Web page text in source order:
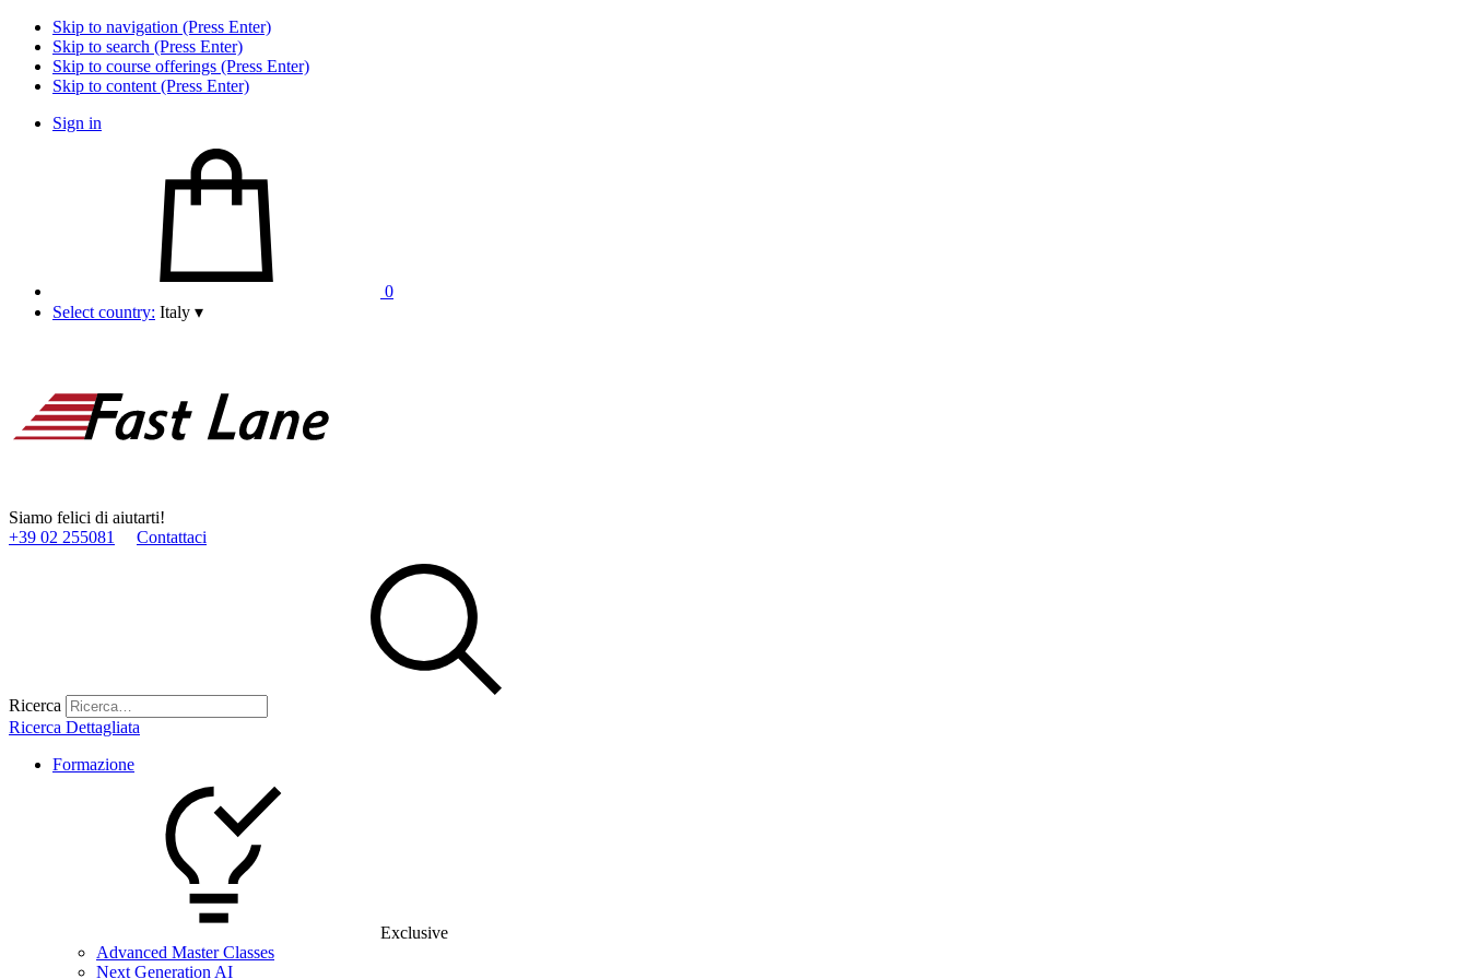
Skip to navigation (Press Enter)
Skip to search (Press Enter)
Skip to course offerings (Press Enter)
Skip to content (Press Enter)
Sign in
0
Select country: Italy ▾
Siamo felici di aiutarti!
+39 02 255081
Contattaci
Ricerca
Ricerca Dettagliata
Formazione
Exclusive
Advanced Master Classes
Next Generation AI